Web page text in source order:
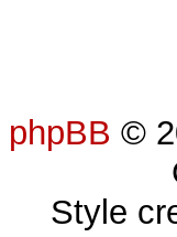
phpBB ©
Style